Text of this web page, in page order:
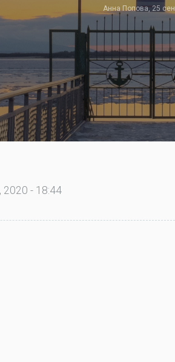
Анна Попова , 25
2020 - 18:44